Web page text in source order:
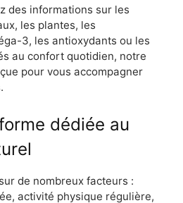
des informations sur les
les plantes, les
3, les antioxydants ou les
au confort quotidien, notre
pour vous accompagner
dédiée au
de nombreux facteurs :
activité physique régulière,